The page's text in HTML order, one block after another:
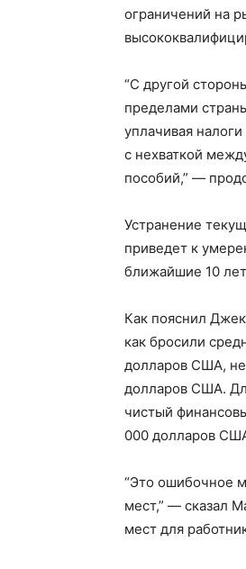
ограничений на
“С другой
пределами
уплачивая
с нехваткой
пособий,” —
Устранение
приведет к
ближайшие 10
Как пояснил
как бросили
долларов США, не
долларов США.
чистый
000 долларов
“Это ошибочное
мест,” — сказал
мест для